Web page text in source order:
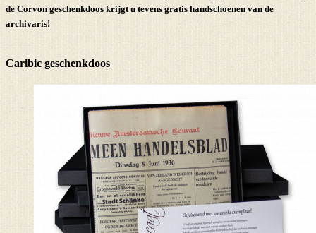
de Corvon geschenkdoos krijgt u tevens gratis handschoenen van de
archivaris!
Caribic geschenkdoos